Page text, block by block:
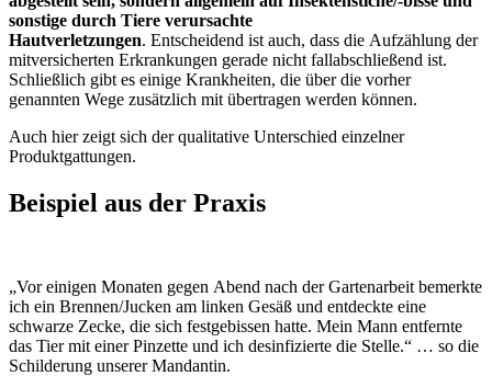
sonstige durch Tiere verursachte
Hautverletzungen. Entscheidend ist auch, dass die Aufzählung der
mitversicherten Erkrankungen gerade nicht fallabschließend ist.
Schließlich gibt es einige Krankheiten, die über die vorher
genannten Wege zusätzlich mit übertragen werden können.
Auch hier zeigt sich der qualitative Unterschied einzelner
Produktgattungen.
Beispiel aus der Praxis
„Vor einigen Monaten gegen Abend nach der Gartenarbeit bemerkte
ich ein Brennen/Jucken am linken Gesäß und entdeckte eine
schwarze Zecke, die sich festgebissen hatte. Mein Mann entfernte
das Tier mit einer Pinzette und ich desinfizierte die Stelle.“ … so die
Schilderung unserer Mandantin.